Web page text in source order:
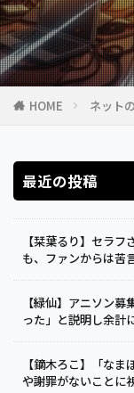
HOME ネット
最近の投稿
【栞葉るり】セラ
も、ファンからは苦
【緑仙】アニソン
った」と説明し余計
【鏑木ろこ】「な
や謝罪がないことに